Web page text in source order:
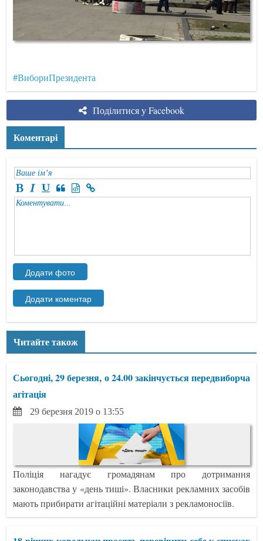
#ВибориПрезидента
Поділитися у Facebook
Коментарі
Читайте також
Сьогодні, 29 березня, о 24.00 закінчується передвиборча
агітація
29 березня 2019 о 13:55
Поліція нагадує громадянам про дотримання
законодавства у «день тиші». Власники рекламних засобів
мають прибирати агітаційні матеріали з рекламоносіїв.